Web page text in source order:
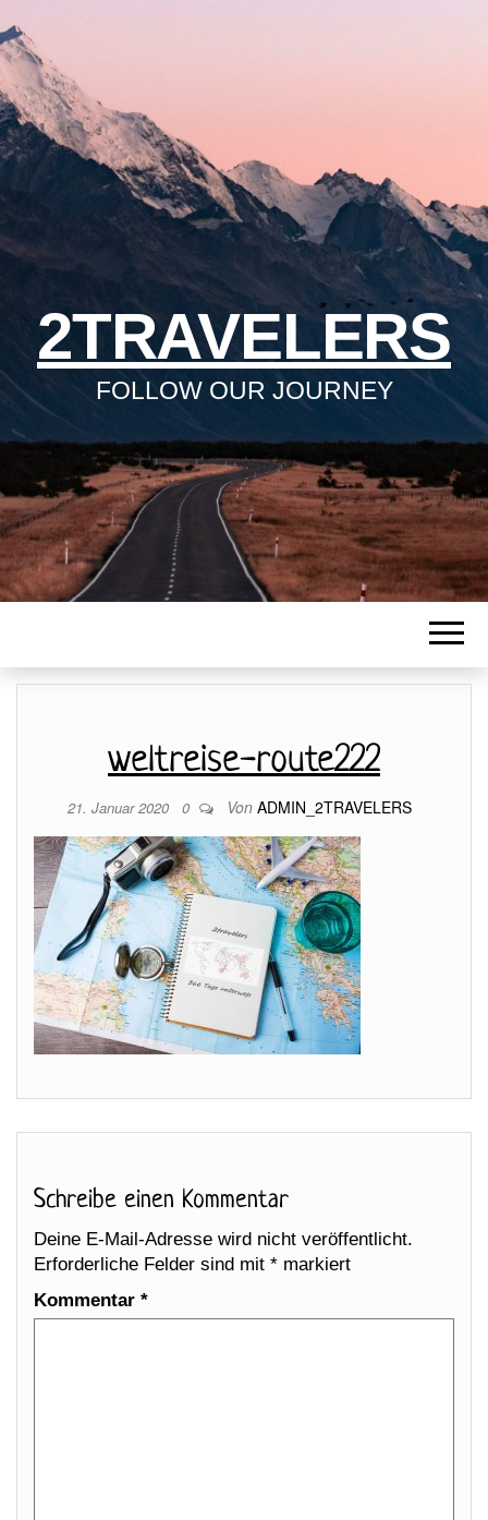
2TRAVELERS
FOLLOW OUR JOURNEY
weltreise-route222
21. Januar 2020 0 Von ADMIN_2TRAVELERS
Schreibe einen Kommentar
Deine E-Mail-Adresse wird nicht veröffentlicht.
Erforderliche Felder sind mit * markiert
Kommentar *